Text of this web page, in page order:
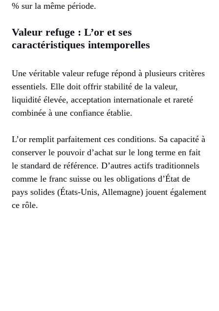
% sur la même période.
Valeur refuge : L’or et ses
caractéristiques intemporelles
Une véritable valeur refuge répond à plusieurs critères
essentiels. Elle doit offrir stabilité de la valeur,
liquidité élevée, acceptation internationale et rareté
combinée à une confiance établie.
L’or remplit parfaitement ces conditions. Sa capacité à
conserver le pouvoir d’achat sur le long terme en fait
le standard de référence. D’autres actifs traditionnels
comme le franc suisse ou les obligations d’État de
pays solides (États-Unis, Allemagne) jouent également
ce rôle.